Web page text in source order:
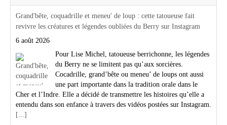
Grand'bête, coquadrille et meneu' de loup : cette tatoueuse fait
revivre les créatures et légendes oubliées du Berry sur Instagram
6 août 2026
Pour Lise Michel, tatoueuse berrichonne, les légendes
du Berry ne se limitent pas qu’aux sorcières.
Cocadrille, grand’bête ou meneu’ de loups ont aussi
une part importante dans la tradition orale dans le
Cher et l’Indre. Elle a décidé de transmettre les histoires qu’elle a
entendu dans son enfance à travers des vidéos postées sur Instagram.
[...]